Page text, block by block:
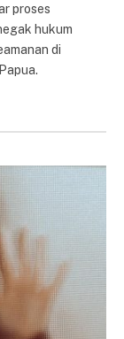
proses
hukum
di